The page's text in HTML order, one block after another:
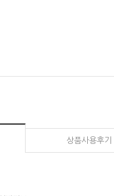
상품사용후기